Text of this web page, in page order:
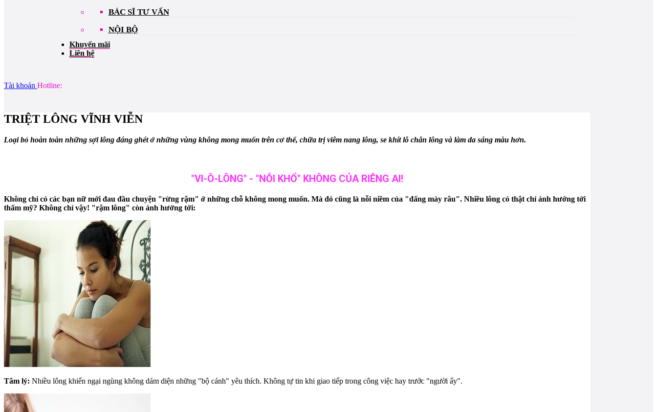
BÁC SĨ TƯ VẤN
NỘI BỘ
Khuyến mãi
Liên hệ
Tài khoản Hotline:
TRIỆT LÔNG VĨNH VIỄN
Loại bỏ hoàn toàn những sợi lông đáng ghét ở những vùng không mong muốn trên cơ thể, chữa trị viêm nang lông, se khít lỗ chân lông và làm da sáng màu hơn.
"VI-Ô-LÔNG" - "NỖI KHỔ" KHÔNG CỦA RIÊNG AI!
Không chỉ có các bạn nữ mới đau đầu chuyện "rừng rậm" ở những chỗ không mong muốn. Mà đó cũng là nỗi niềm của "đấng mày râu". Nhiều lông có thật chỉ ảnh hưởng tới
thẩm mỹ? Không chỉ vậy! "rậm lông" còn ảnh hưởng tới:
Tâm lý: Nhiều lông khiến ngại ngùng không dám diện những "bộ cánh" yêu thích. Không tự tin khi giao tiếp trong công việc hay trước "người ấy".